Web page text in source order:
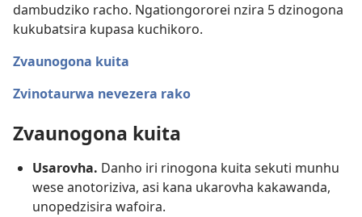
dambudziko racho. Ngationgororei nzira 5 dzinogona
kukubatsira kupasa kuchikoro.
Zvaunogona kuita
Zvinotaurwa nevezera rako
Zvaunogona kuita
Usarovha. Danho iri rinogona kuita sekuti munhu
wese anotoriziva, asi kana ukarovha kakawanda,
unopedzisira wafoira.